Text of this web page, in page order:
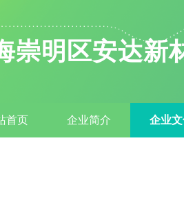
崇明区安达新
首页 企业简介 企业